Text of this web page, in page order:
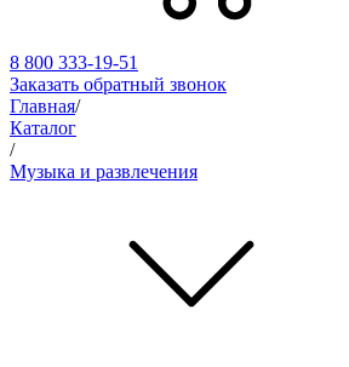
8 800 333-19-51
Заказать обратный звонок
Главная/
Каталог
/
Музыка и развлечения